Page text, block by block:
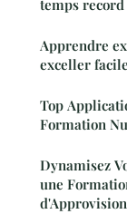
temps record
Apprendre
exceller
Top
Formation
Dynamisez
une